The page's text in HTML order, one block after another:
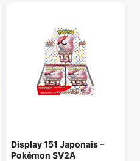
Display 151 Japonais –
Pokémon SV2A